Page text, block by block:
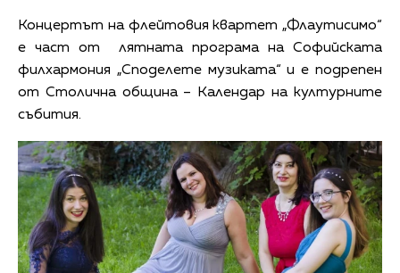
Концертът на флейтовия квартет „Флаутисимо“
е част от лятната програма на Софийската
филхармония „Споделете музиката“ и е подрепен
от Столична община – Календар на културните
събития.